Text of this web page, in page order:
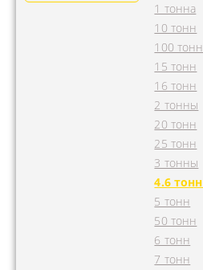
1 тонна
10 тонн
100 тонн
15 тонн
16 тонн
2 тонны
20 тонн
25 тонн
3 тонны
4.6
5 тонн
50 тонн
6 тонн
7 тонн